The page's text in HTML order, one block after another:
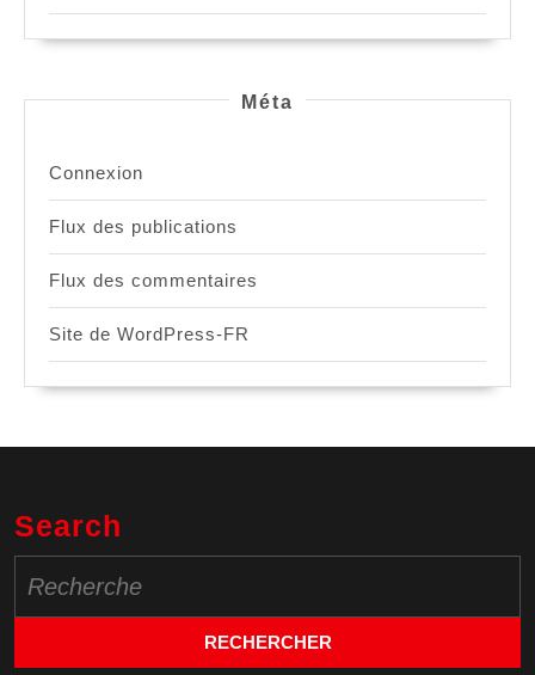
Méta
Connexion
Flux des publications
Flux des commentaires
Site de WordPress-FR
Search
for: